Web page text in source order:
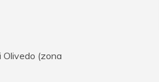
Olivedo (zona